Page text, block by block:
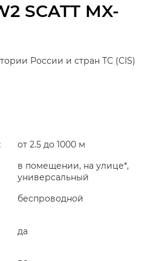
SCATT MX-
России и стран ТС (CIS)
от 2.5 до 1000 м
в помещении, на улице*,
универсальный
беспроводной
да